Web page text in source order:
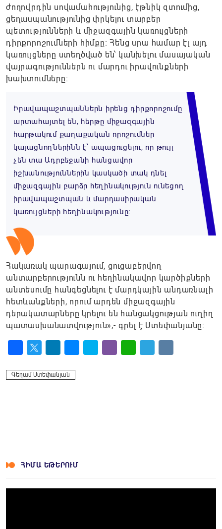
ժողովրդին սովամահությունից, էթնիկ զտումից,
ցեղասպանությունից փրկելու տարբեր
պետությունների և միջազգային կառույցների
դիրքորոշումների հիմքը։ Հենց սրա համար էլ այդ
կառույցները ստեղծված են՝ կանխելու մասայական
վայրագություններն ու մարդու իրավունքների
խախտումները։
Իրավապաշտպաններն իրենց դիրքորոշումը
արտահայտել են, հերթը միջազգային
հարթակում քաղաքական որոշումներ
կայացնողներինն է՝ ապացուցելու, որ թույլ
չեն տա Ադրբեջանի հանցավոր
իշխանություններին կասկածի տակ դնել
միջազգային բարձր հեղինակություն ունեցող
իրավապաշտպան և մարդասիրական
կառույցների հեղինակությունը։
Հակառակ պարագայում, ցուցաբերվող
անտարբերությունն ու հեղինակավոր կարծիքների
անտեսումը հանգեցնելու է մարդկային անդառնալի
հետևանքների, որում արդեն միջազգային
դերակատարները կրելու են հանցակցության ուղիղ
պատասխանատվություն»,- գրել է Ստեփանյանը։
Գեղամ Ստեփանյան
ՀԻՄԱ ԵԹԵՐՈՒՄ